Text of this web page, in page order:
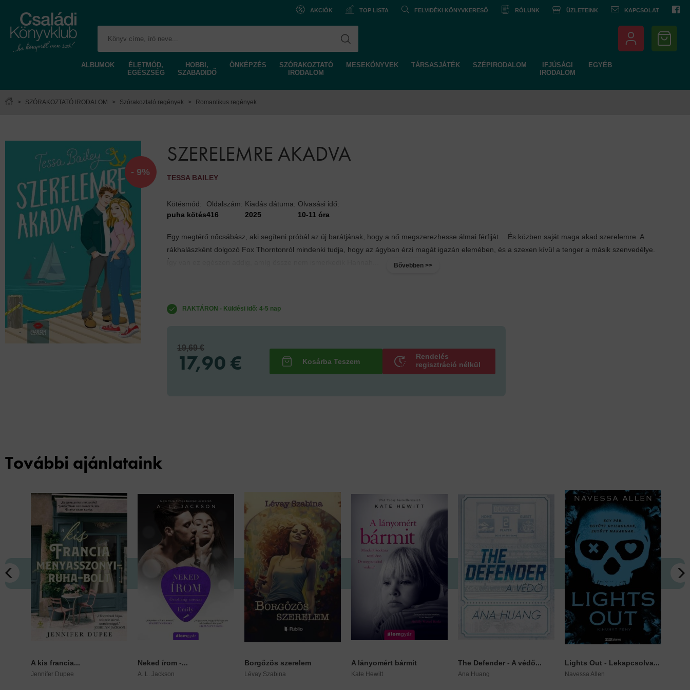
AKCIÓK TOP LISTA FELVIDÉKI KÖNYVKERESŐ RÓLUNK ÜZLETEINK KAPCSOLAT
ALBUMOK
ÉLETMÓD,
EGÉSZSÉG
HOBBI,
SZABADIDŐ
ÖNKÉPZÉS
SZÓRAKOZTATÓ
IRODALOM
MESEKÖNYVEK TÁRSASJÁTÉK SZÉPIRODALOM
IFJÚSÁGI
IRODALOM
EGYÉB
> SZÓRAKOZTATÓ IRODALOM > Szórakoztató regények > Romantikus regények
- 9%
SZERELEMRE AKADVA
TESSA BAILEY
Kötésmód:
puha kötés
Oldalszám:
416
Kiadás dátuma:
2025
Olvasási idő:
10-11 óra
Egy megtérő nőcsábász, aki segíteni próbál az új barátjának, hogy a nő megszerezhesse álmai férfiját… És közben saját maga akad szerelemre. A
rákhalászként dolgozó Fox Thorntonról mindenki tudja, hogy az ágyban érzi magát igazán elemében, és a szexen kívül a tenger a másik szenvedélye.
Bővebben >>
RAKTÁRON - Küldési idő: 4-5 nap
19,69 €
17,90 €
Rendelés
regisztráció nélkül
További ajánlataink
A kis francia...
Jennifer Dupee
Neked írom -...
A. L. Jackson
Borgőzös szerelem
Lévay Szabina
A lányomért bármit
Kate Hewitt
The Defender - A védő...
Ana Huang
Lights Out - Lekapcsolva...
Navessa Allen